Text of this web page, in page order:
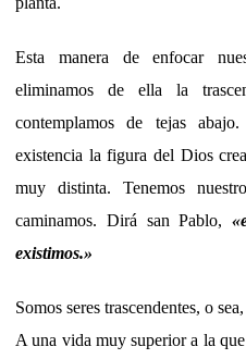
Esta manera de enfocar
eliminamos de ella la
contemplamos de tejas
existencia la figura del Dios
muy distinta. Tenemos
caminamos. Dirá san Pablo,«
existimos.»
Somos seres trascendentes, o
A una vida muy superior a la